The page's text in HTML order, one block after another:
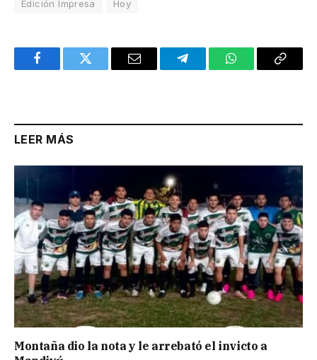
Edición Impresa Hoy
FacebookTwitter Email TelegramWhatsAppCopy
LEER MÁS
Montaña dio la nota y le arrebató el invicto a